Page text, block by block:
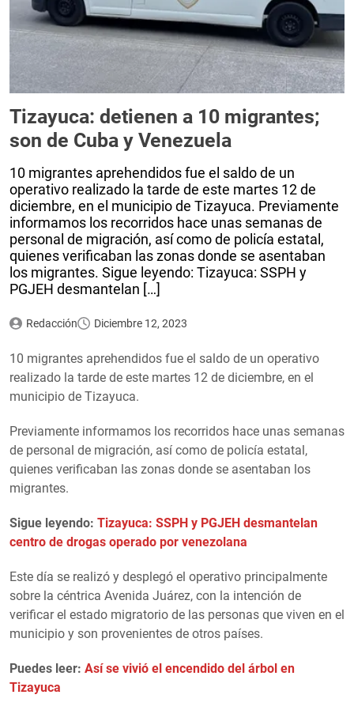
Tizayuca: detienen a 10 migrantes;
son de Cuba y Venezuela
10 migrantes aprehendidos fue el saldo de un
operativo realizado la tarde de este martes 12 de
diciembre, en el municipio de Tizayuca. Previamente
informamos los recorridos hace unas semanas de
personal de migración, así como de policía estatal,
quienes verificaban las zonas donde se asentaban
los migrantes. Sigue leyendo: Tizayuca: SSPH y
PGJEH desmantelan […]
Redacción Diciembre 12, 2023
10 migrantes aprehendidos fue el saldo de un operativo
realizado la tarde de este martes 12 de diciembre, en el
municipio de Tizayuca.
Previamente informamos los recorridos hace unas semanas
de personal de migración, así como de policía estatal,
quienes verificaban las zonas donde se asentaban los
migrantes.
Sigue leyendo: Tizayuca: SSPH y PGJEH desmantelan
centro de drogas operado por venezolana
Este día se realizó y desplegó el operativo principalmente
sobre la céntrica Avenida Juárez, con la intención de
verificar el estado migratorio de las personas que viven en el
municipio y son provenientes de otros países.
Puedes leer: Así se vivió el encendido del árbol en
Tizayuca